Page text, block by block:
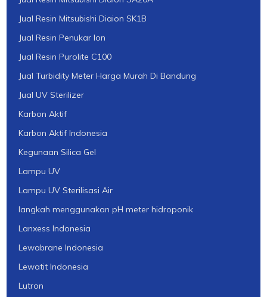
Jual Resin Mitsubishi Diaion SK1B
Jual Resin Penukar Ion
Jual Resin Purolite C100
Jual Turbidity Meter Harga Murah Di Bandung
Jual UV Sterilizer
Karbon Aktif
Karbon Aktif Indonesia
Kegunaan Silica Gel
Lampu UV
Lampu UV Sterilisasi Air
langkah menggunakan pH meter hidroponik
Lanxess Indonesia
Lewabrane Indonesia
Lewatit Indonesia
Lutron